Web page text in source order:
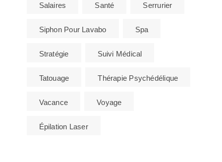
Salaires Santé Serrurier
Siphon Pour Lavabo Spa
Stratégie Suivi Médical
Tatouage Thérapie Psychédélique
Vacance Voyage
Épilation Laser